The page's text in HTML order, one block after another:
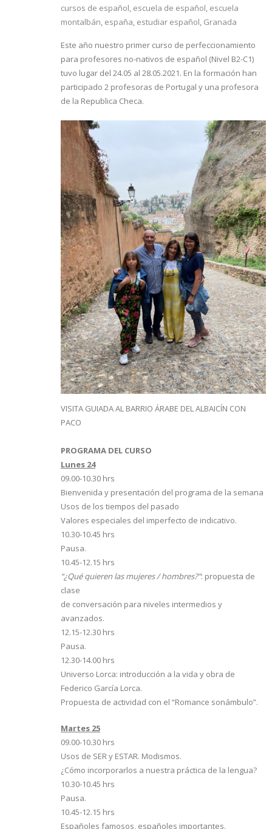
cursos de español, escuela de español, escuela
montalbán, españa, estudiar español, Granada
Este año nuestro primer curso de perfeccionamiento
para profesores no-nativos de español (Nivel B2-C1)
tuvo lugar del 24.05 al 28.05.2021. En la formación han
participado 2 profesoras de Portugal y una profesora
de la Republica Checa.
VISITA GUIADA AL BARRIO ÁRABE DEL ALBAICÍN CON
PACO
PROGRAMA DEL CURSO
Lunes 24
09.00-10.30 hrs
Bienvenida y presentación del programa de la semana
Usos de los tiempos del pasado
Valores especiales del imperfecto de indicativo.
10.30-10.45 hrs
Pausa.
10.45-12.15 hrs
“¿Qué quieren las mujeres / hombres?”: propuesta de
clase
de conversación para niveles intermedios y
avanzados.
12.15-12.30 hrs
Pausa.
12.30-14.00 hrs
Universo Lorca: introducción a la vida y obra de
Federico García Lorca.
Propuesta de actividad con el “Romance sonámbulo”.
Martes 25
09.00-10.30 hrs
Usos de SER y ESTAR. Modismos.
¿Cómo incorporarlos a nuestra práctica de la lengua?
10.30-10.45 hrs
Pausa.
10.45-12.15 hrs
Españoles famosos, españoles importantes.